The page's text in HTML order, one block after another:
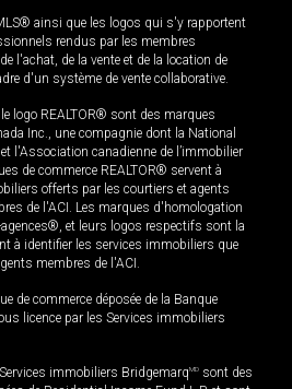
ainsi que les logos qui s'y rapportent
rendus par les membres
l'achat, de la vente et de la location de
d'un système de vente collaborative.
logo REALTOR® sont des marques
Inc., une compagnie dont la National
l'Association canadienne de l’immobilier
de commerce REALTOR® servent à
offerts par les courtiers et agents
de l'ACI. Les marques d'homologation
et leurs logos respectifs sont la
à identifier les services immobiliers que
membres de l'ACI.
de commerce déposée de la Banque
licence par les Services immobiliers
immobiliers BridgemarqMD sont des